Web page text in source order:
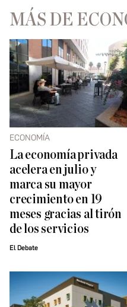
MÁS DE
ECONOMÍA
La economía privada
acelera en julio y
marca su mayor
crecimiento en 19
meses gracias al tirón
de los servicios
El Debate